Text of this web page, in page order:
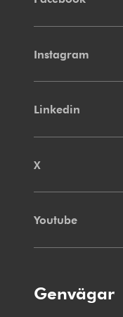
Instagram
Linkedin
X
Youtube
Genvägar